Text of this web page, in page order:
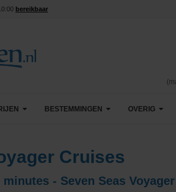
bereikbaar
BESTEMMINGEN
Azië
OVERIG
Cruises
- Seven Seas Voyager